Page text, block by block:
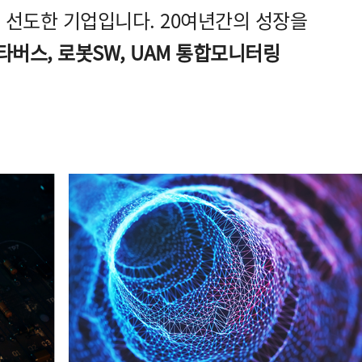
도한 기업입니다. 20여년간의 성장을
버스, 로봇SW, UAM 통합모니터링